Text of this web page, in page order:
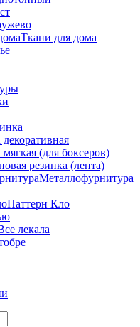
Ткани для дома
декоративная
мягкая (для боксеров)
резинка (лента)
Металлофурнитура
Паттерн Кло
лекала